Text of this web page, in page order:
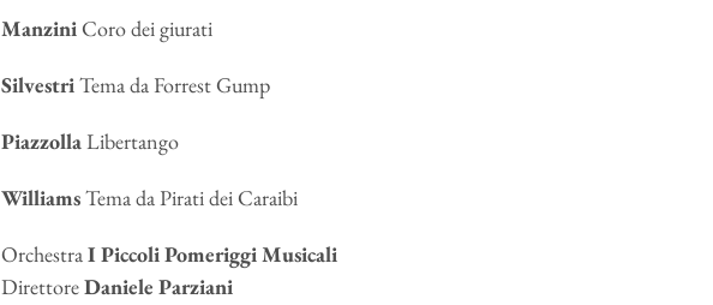
ManziniCoro dei giurati
SilvestriTema da Forrest Gump
PiazzollaLibertango
WilliamsTema da Pirati dei Caraibi
OrchestraI Piccoli PomeriggiMusicali
DirettoreDaniele Parziani